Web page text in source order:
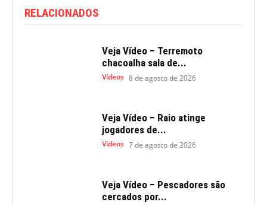
RELACIONADOS
Veja Vídeo – Terremoto
chacoalha sala de...
Vídeos 8 de agosto de 2026
Veja Vídeo – Raio atinge
jogadores de...
Vídeos 7 de agosto de 2026
Veja Vídeo – Pescadores são
cercados por...